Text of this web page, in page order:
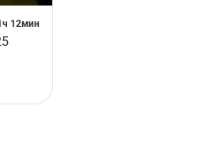
12мин